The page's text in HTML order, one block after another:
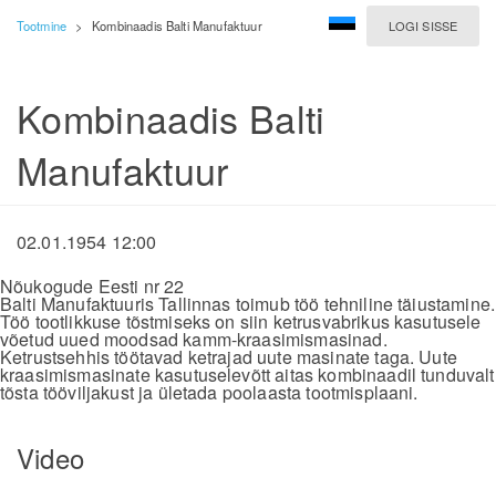
LOGI SISSE
Tootmine > Kombinaadis Balti Manufaktuur
Kombinaadis Balti
Manufaktuur
02.01.1954 12:00
Nõukogude Eesti nr 22
Balti Manufaktuuris Tallinnas toimub töö tehniline täiustamine.
Töö tootlikkuse tõstmiseks on siin ketrusvabrikus kasutusele
võetud uued moodsad kamm-kraasimismasinad.
Ketrustsehhis töötavad ketrajad uute masinate taga. Uute
kraasimismasinate kasutuselevõtt aitas kombinaadil tunduvalt
tõsta tööviljakust ja ületada poolaasta tootmisplaani.
Video